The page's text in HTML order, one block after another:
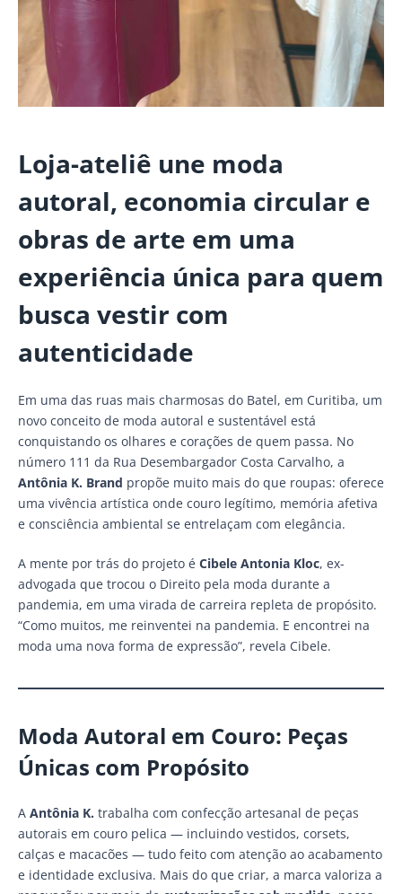
Loja-ateliê une moda
autoral, economia circular e
obras de arte em uma
experiência única para quem
busca vestir com
autenticidade
Em uma das ruas mais charmosas do Batel, em Curitiba, um
novo conceito de moda autoral e sustentável está
conquistando os olhares e corações de quem passa. No
número 111 da Rua Desembargador Costa Carvalho, a
Antônia K. Brand propõe muito mais do que roupas: oferece
uma vivência artística onde couro legítimo, memória afetiva
e consciência ambiental se entrelaçam com elegância.
A mente por trás do projeto é Cibele Antonia Kloc, ex-
advogada que trocou o Direito pela moda durante a
pandemia, em uma virada de carreira repleta de propósito.
“Como muitos, me reinventei na pandemia. E encontrei na
moda uma nova forma de expressão”, revela Cibele.
Moda Autoral em Couro: Peças
Únicas com Propósito
A Antônia K. trabalha com confecção artesanal de peças
autorais em couro pelica — incluindo vestidos, corsets,
calças e macacões — tudo feito com atenção ao acabamento
e identidade exclusiva. Mais do que criar, a marca valoriza a